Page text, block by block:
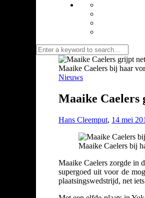
Maaike Caelers bij haar
Nieuws
Maaike Caelers
Hans Cleemput, 14 mei
Maaike Caelers bij
Maaike Caelers zorgde in
supergoed uit voor de
plaatsingswedstrijd, net